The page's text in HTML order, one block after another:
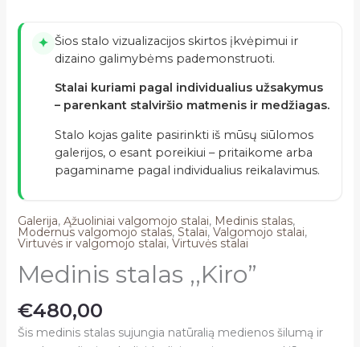
✦ Šios stalo vizualizacijos skirtos įkvėpimui ir
dizaino galimybėms pademonstruoti.
Stalai kuriami pagal individualius užsakymus
– parenkant stalviršio matmenis ir medžiagas.
Stalo kojas galite pasirinkti iš mūsų siūlomos
galerijos, o esant poreikiui – pritaikome arba
pagaminame pagal individualius reikalavimus.
Galerija, Ąžuoliniai valgomojo stalai, Medinis stalas,
Modernus valgomojo stalas, Stalai, Valgomojo stalai,
Virtuvės ir valgomojo stalai, Virtuvės stalai
Medinis stalas ,,Kiro”
€480,00
Šis medinis stalas sujungia natūralią medienos šilumą ir